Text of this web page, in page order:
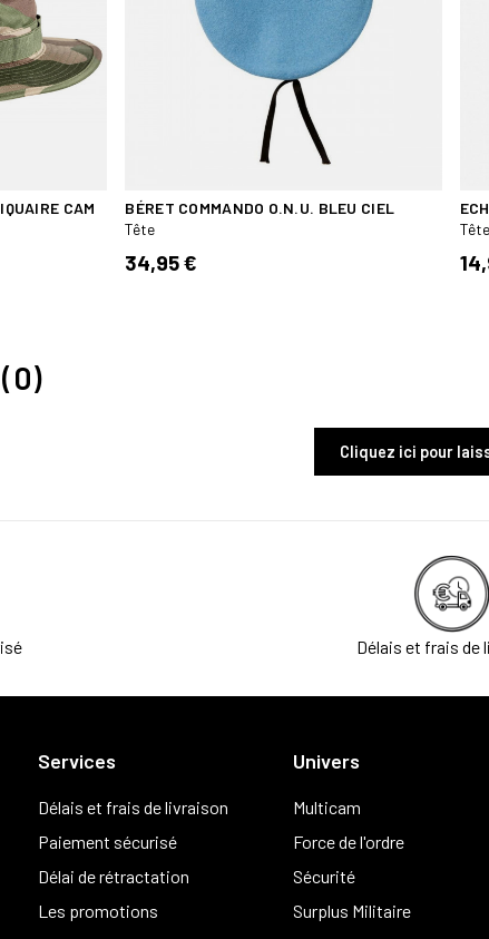
CAM
BÉRET COMMANDO O.N.U. BLEU CIEL
Tête
34,95 €
Tête
(0)
Cliquez ici pour
Délais et frais de
Services
Délais et frais de livraison
Paiement sécurisé
Délai de rétractation
Les promotions
Univers
Multicam
Force de l'ordre
Sécurité
Surplus Militaire